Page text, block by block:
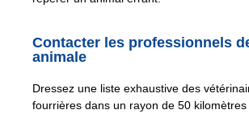
Contacter les professionnels
animale
Dressez une liste exhaustive des
fourrières dans un rayon de 50